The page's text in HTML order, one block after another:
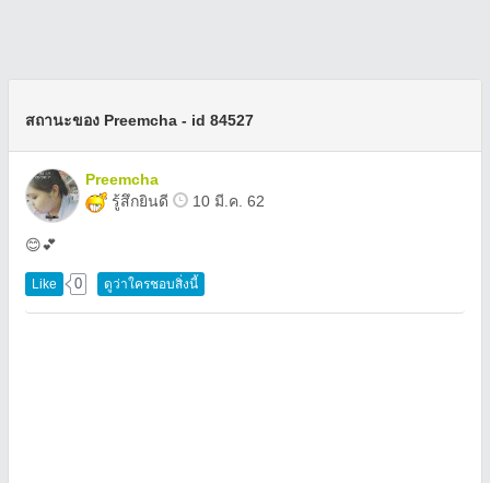
สถานะของ Preemcha - id 84527
Preemcha
รู้สึกยินดี
10 มี.ค. 62
😊💕
Like 0 ดูว่าใครชอบสิ่งนี้